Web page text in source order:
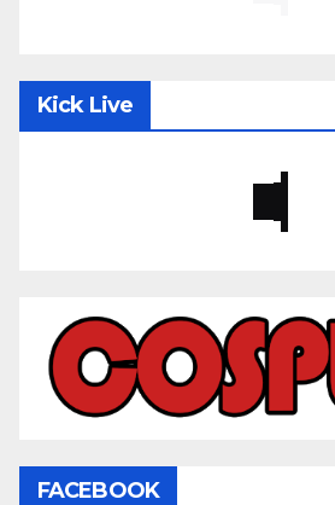
Kick Live
FACEBOOK